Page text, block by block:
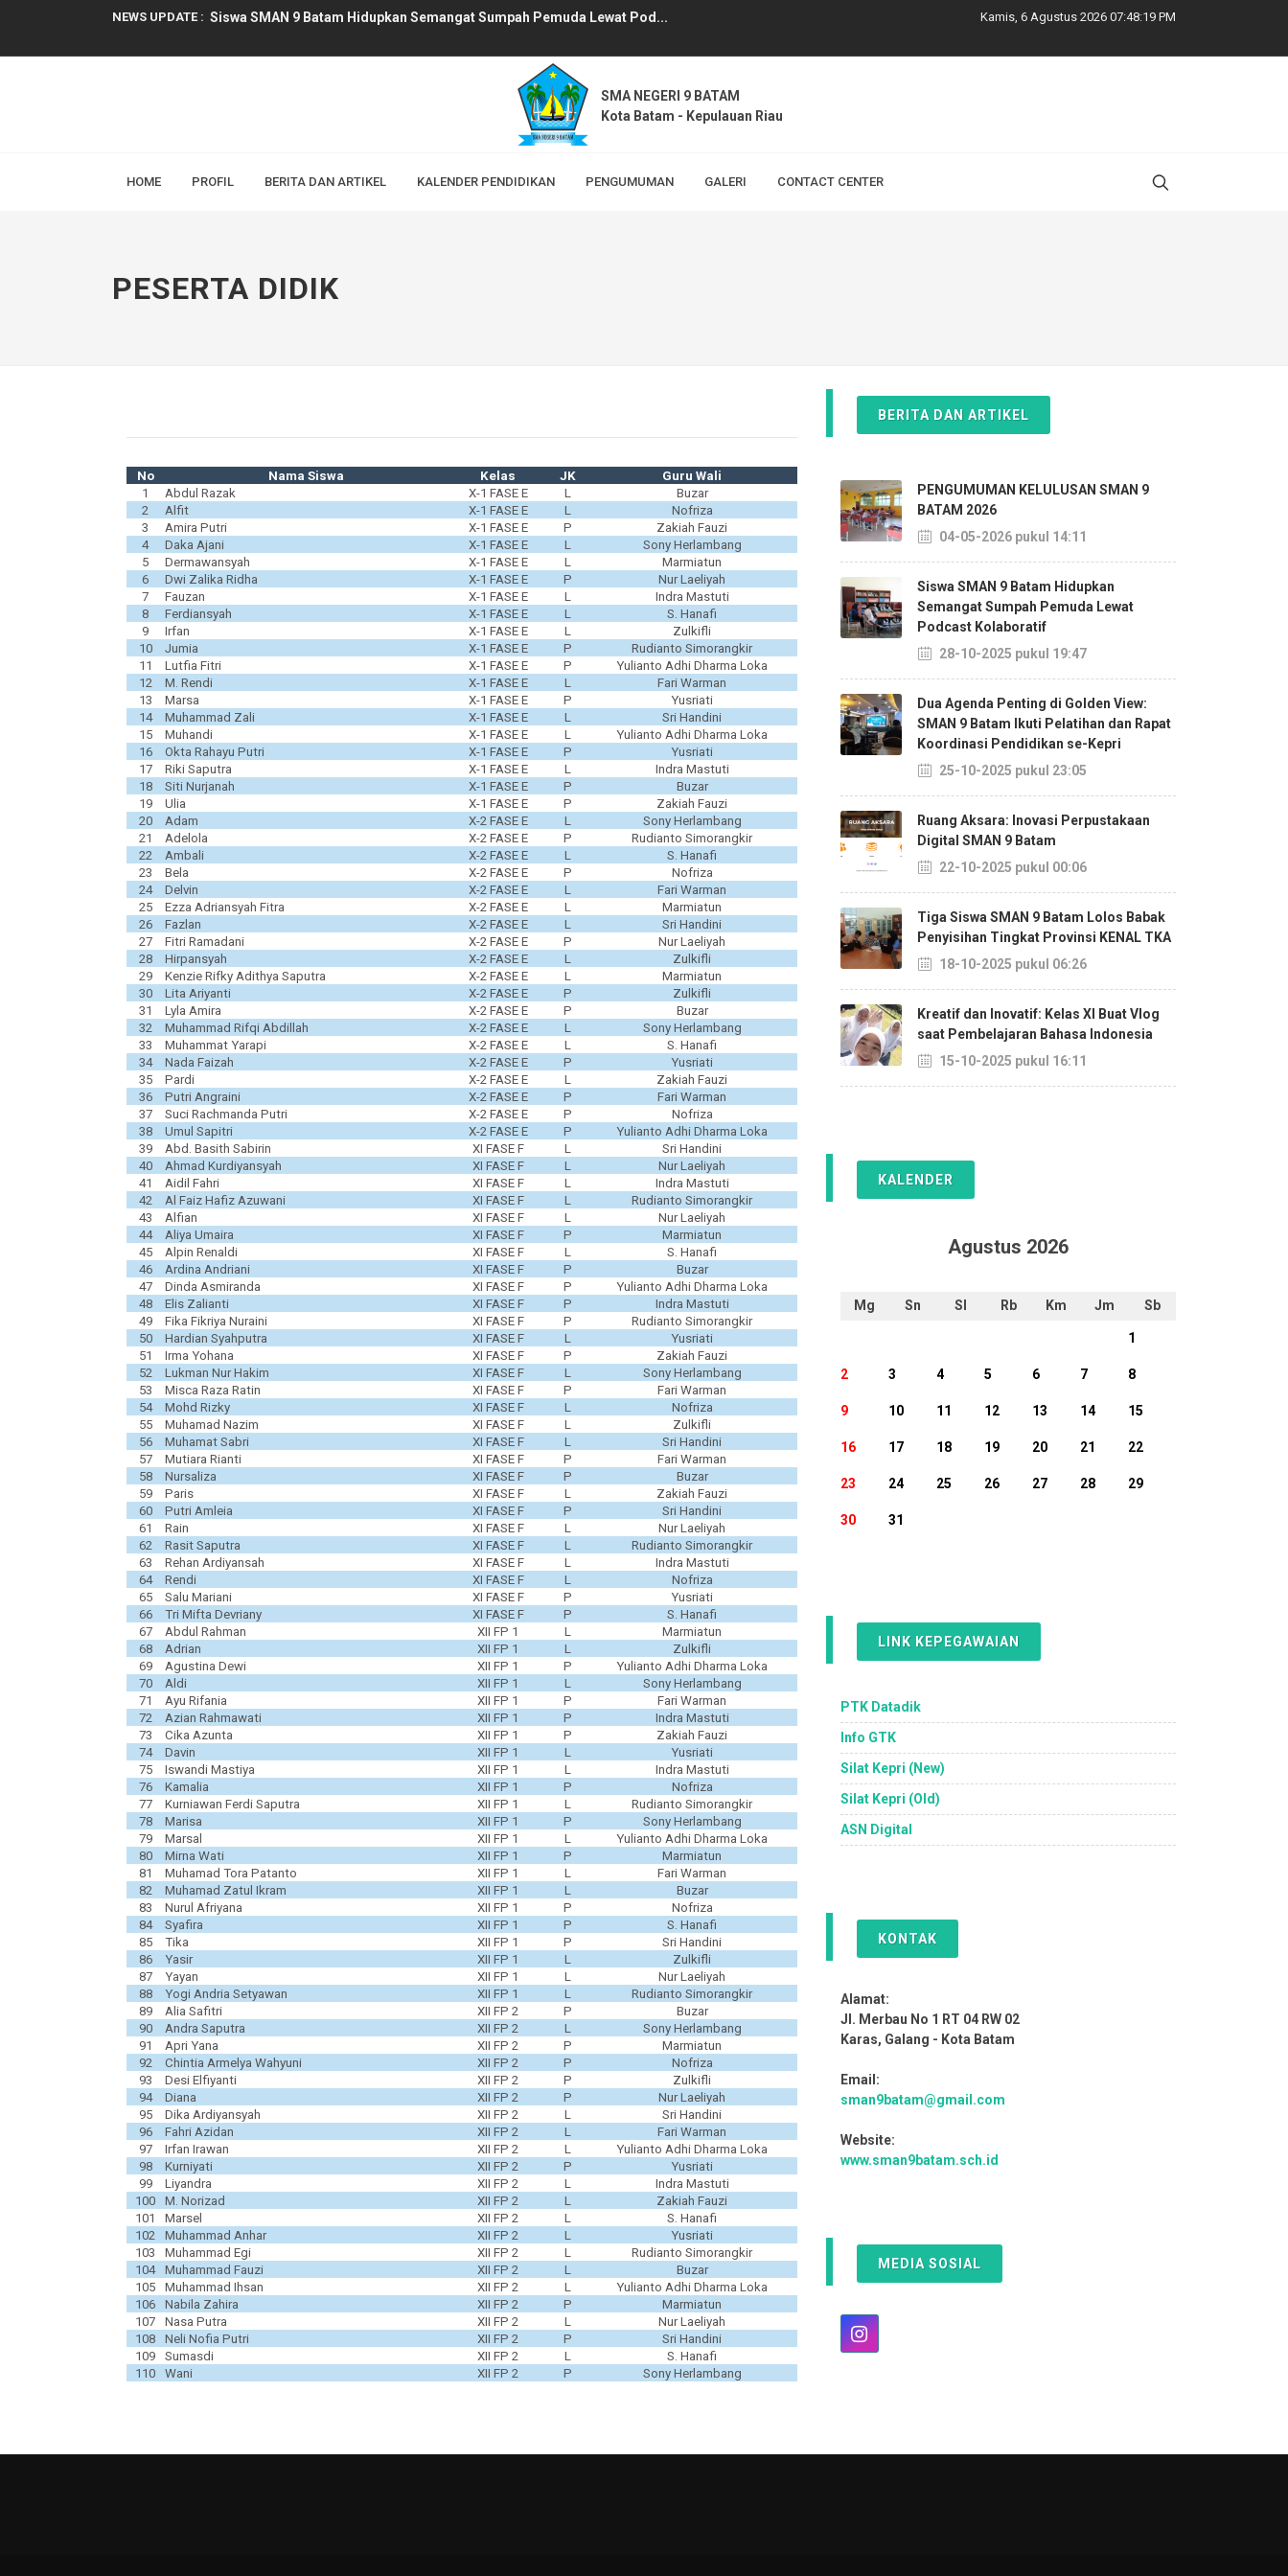
NEWS UPDATE : Siswa SMAN 9 Batam Hidupkan Semangat Sumpah Pemuda Lewat Pod...
Dua Agenda Penting di Golden View: SMAN 9 Batam Ikuti Pelati...
Ruang Aksara: Inovasi Perpustakaan Digital SMAN 9 Batam...
Tiga Siswa SMAN 9 Batam Lolos Babak Penyisihan Tingkat Provi...
Kreatif dan Inovatif: Kelas XI Buat Vlog saat Pembelajaran B...
Peran Guru dalam Membentuk Karakter Siswa: Lebih dari Sekada...
Kamis, 6 Agustus 2026 07:48:20 PM
SMA NEGERI 9 BATAM
Kota Batam - Kepulauan Riau
HOME PROFIL BERITA DAN ARTIKEL KALENDER PENDIDIKAN PENGUMUMAN GALERI CONTACT CENTER
PESERTA DIDIK
No Nama Siswa Kelas JK
Guru Wali
1
Abdul Razak X-1 FASE E L
Buzar
2
Alfit X-1 FASE E L
Nofriza
3
Amira Putri X-1 FASE E P
Zakiah Fauzi
4
Daka Ajani X-1 FASE E L
Sony Herlambang
5
Dermawansyah X-1 FASE E L
Marmiatun
6
Dwi Zalika Ridha X-1 FASE E P
Nur Laeliyah
7
Fauzan X-1 FASE E L
Indra Mastuti
8
Ferdiansyah X-1 FASE E L
S. Hanafi
9
Irfan X-1 FASE E L
Zulkifli
10
Jumia X-1 FASE E P
Rudianto Simorangkir
11
Lutfia Fitri X-1 FASE E P
Yulianto Adhi Dharma Loka
12
M. Rendi X-1 FASE E L
Fari Warman
13
Marsa X-1 FASE E P
Yusriati
14
Muhammad Zali X-1 FASE E L
Sri Handini
15
Muhandi X-1 FASE E L
Yulianto Adhi Dharma Loka
16
Okta Rahayu Putri X-1 FASE E P
Yusriati
17
Riki Saputra X-1 FASE E L
Indra Mastuti
18
Siti Nurjanah X-1 FASE E P
Buzar
19
Ulia X-1 FASE E P
Zakiah Fauzi
20
Adam X-2 FASE E L
Sony Herlambang
21
Adelola X-2 FASE E P
Rudianto Simorangkir
22
Ambali X-2 FASE E L
S. Hanafi
23
Bela X-2 FASE E P
Nofriza
24
Delvin X-2 FASE E L
Fari Warman
25
Ezza Adriansyah Fitra X-2 FASE E L
Marmiatun
26
Fazlan X-2 FASE E L
Sri Handini
27
Fitri Ramadani X-2 FASE E P
Nur Laeliyah
28
Hirpansyah X-2 FASE E L
Zulkifli
29
Kenzie Rifky Adithya Saputra X-2 FASE E L
Marmiatun
30
Lita Ariyanti X-2 FASE E P
Zulkifli
31
Lyla Amira X-2 FASE E P
Buzar
32
Muhammad Rifqi Abdillah X-2 FASE E L
Sony Herlambang
33
Muhammat Yarapi X-2 FASE E L
S. Hanafi
34
Nada Faizah X-2 FASE E P
Yusriati
35
Pardi X-2 FASE E L
Zakiah Fauzi
36
Putri Angraini X-2 FASE E P
Fari Warman
37
Suci Rachmanda Putri X-2 FASE E P
Nofriza
38
Umul Sapitri X-2 FASE E P
Yulianto Adhi Dharma Loka
39
Abd. Basith Sabirin XI FASE F L
Sri Handini
40
Ahmad Kurdiyansyah XI FASE F L
Nur Laeliyah
41
Aidil Fahri XI FASE F L
Indra Mastuti
42
Al Faiz Hafiz Azuwani XI FASE F L
Rudianto Simorangkir
43
Alfian XI FASE F L
Nur Laeliyah
44
Aliya Umaira XI FASE F P
Marmiatun
45
Alpin Renaldi XI FASE F L
S. Hanafi
46
Ardina Andriani XI FASE F P
Buzar
47
Dinda Asmiranda XI FASE F P
Yulianto Adhi Dharma Loka
48
Elis Zalianti XI FASE F P
Indra Mastuti
49
Fika Fikriya Nuraini XI FASE F P
Rudianto Simorangkir
50
Hardian Syahputra XI FASE F L
Yusriati
51
Irma Yohana XI FASE F P
Zakiah Fauzi
52
Lukman Nur Hakim XI FASE F L
Sony Herlambang
53
Misca Raza Ratin XI FASE F P
Fari Warman
54
Mohd Rizky XI FASE F L
Nofriza
55
Muhamad Nazim XI FASE F L
Zulkifli
56
Muhamat Sabri XI FASE F L
Sri Handini
57
Mutiara Rianti XI FASE F P
Fari Warman
58
Nursaliza XI FASE F P
Buzar
59
Paris XI FASE F L
Zakiah Fauzi
60
Putri Amleia XI FASE F P
Sri Handini
61
Rain XI FASE F L
Nur Laeliyah
62
Rasit Saputra XI FASE F L
Rudianto Simorangkir
63
Rehan Ardiyansah XI FASE F L
Indra Mastuti
64
Rendi XI FASE F L
Nofriza
65
Salu Mariani XI FASE F P
Yusriati
66
Tri Mifta Devriany XI FASE F P
S. Hanafi
67
Abdul Rahman XII FP 1 L
Marmiatun
68
Adrian XII FP 1 L
Zulkifli
69
Agustina Dewi XII FP 1 P
Yulianto Adhi Dharma Loka
70
Aldi XII FP 1 L
Sony Herlambang
71
Ayu Rifania XII FP 1 P
Fari Warman
72
Azian Rahmawati XII FP 1 P
Indra Mastuti
73
Cika Azunta XII FP 1 P
Zakiah Fauzi
74
Davin XII FP 1 L
Yusriati
75
Iswandi Mastiya XII FP 1 L
Indra Mastuti
76
Kamalia XII FP 1 P
Nofriza
77
Kurniawan Ferdi Saputra XII FP 1 L
Rudianto Simorangkir
78
Marisa XII FP 1 P
Sony Herlambang
79
Marsal XII FP 1 L
Yulianto Adhi Dharma Loka
80
Mirna Wati XII FP 1 P
Marmiatun
81
Muhamad Tora Patanto XII FP 1 L
Fari Warman
82
Muhamad Zatul Ikram XII FP 1 L
Buzar
83
Nurul Afriyana XII FP 1 P
Nofriza
84
Syafira XII FP 1 P
S. Hanafi
85
Tika XII FP 1 P
Sri Handini
86
Yasir XII FP 1 L
Zulkifli
87
Yayan XII FP 1 L
Nur Laeliyah
88
Yogi Andria Setyawan XII FP 1 L
Rudianto Simorangkir
89
Alia Safitri XII FP 2 P
Buzar
90
Andra Saputra XII FP 2 L
Sony Herlambang
91
Apri Yana XII FP 2 P
Marmiatun
92
Chintia Armelya Wahyuni XII FP 2 P
Nofriza
93
Desi Elfiyanti XII FP 2 P
Zulkifli
94
Diana XII FP 2 P
Nur Laeliyah
95
Dika Ardiyansyah XII FP 2 L
Sri Handini
96
Fahri Azidan XII FP 2 L
Fari Warman
97
Irfan Irawan XII FP 2 L
Yulianto Adhi Dharma Loka
98
Kurniyati XII FP 2 P
Yusriati
99
Liyandra XII FP 2 L
Indra Mastuti
100
M. Norizad XII FP 2 L
Zakiah Fauzi
101
Marsel XII FP 2 L
S. Hanafi
102
Muhammad Anhar XII FP 2 L
Yusriati
103
Muhammad Egi XII FP 2 L
Rudianto Simorangkir
104
Muhammad Fauzi XII FP 2 L
Buzar
105
Muhammad Ihsan XII FP 2 L
Yulianto Adhi Dharma Loka
106
Nabila Zahira XII FP 2 P
Marmiatun
107
Nasa Putra XII FP 2 L
Nur Laeliyah
108
Neli Nofia Putri XII FP 2 P
Sri Handini
109
Sumasdi XII FP 2 L
S. Hanafi
110
Wani XII FP 2 P Sony Herlambang
BERITA DAN ARTIKEL
PENGUMUMAN KELULUSAN SMAN 9
BATAM 2026
04-05-2026 pukul 14:11
Siswa SMAN 9 Batam Hidupkan
Semangat Sumpah Pemuda Lewat
Podcast Kolaboratif
28-10-2025 pukul 19:47
Dua Agenda Penting di Golden View:
SMAN 9 Batam Ikuti Pelatihan dan Rapat
Koordinasi Pendidikan se-Kepri
25-10-2025 pukul 23:05
Ruang Aksara: Inovasi Perpustakaan
Digital SMAN 9 Batam
22-10-2025 pukul 00:06
Tiga Siswa SMAN 9 Batam Lolos Babak
Penyisihan Tingkat Provinsi KENAL TKA
18-10-2025 pukul 06:26
Kreatif dan Inovatif: Kelas XI Buat Vlog
saat Pembelajaran Bahasa Indonesia
15-10-2025 pukul 16:11
KALENDER
Agustus 2026
Mg Sn Sl Rb Km Jm Sb
1
2 3 4 5 6 7 8
9 10 11 12 13 14 15
16 17 18 19 20 21 22
23 24 25 26 27 28 29
30 31
LINK KEPEGAWAIAN
PTK Datadik
Info GTK
Silat Kepri (New)
Silat Kepri (Old)
ASN Digital
KONTAK
Alamat:
Jl. Merbau No 1 RT 04 RW 02
Karas, Galang - Kota Batam
Email:
sman9batam@gmail.com
Website:
www.sman9batam.sch.id
MEDIA SOSIAL